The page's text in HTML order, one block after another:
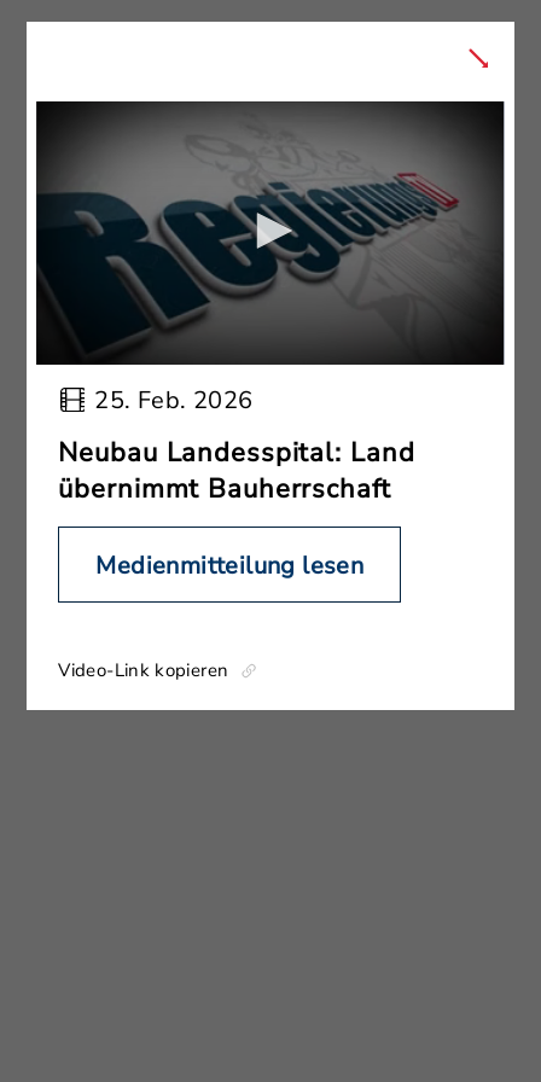
25. Feb. 2026
Neubau Landesspital: Land
übernimmt Bauherrschaft
Medienmitteilung lesen
Video-Link kopieren